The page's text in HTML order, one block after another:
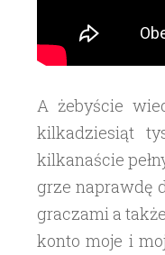
A żebyście
kilkadziesiąt
kilkanaście
grze naprawdę
graczami a
konto moje i